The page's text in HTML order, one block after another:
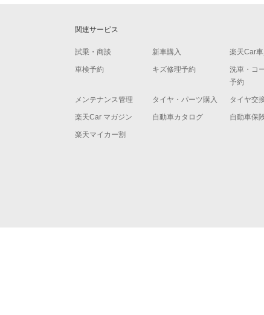
関連サービス
試乗・商談 新車購入 楽天Car
車検予約 キズ修理予約
洗車・コ
予約
メンテナンス管理 タイヤ・パーツ購入 タイヤ交
楽天Car マガジン 自動車カタログ 自動車保
楽天マイカー割